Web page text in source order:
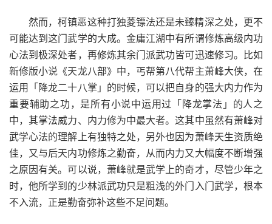
然而，柯镇恶这种打独菱镖法还是未臻精深之处，更不
可能达到这门武学的大成。金庸江湖中有所谓修炼高级内功
心法到极深处者，再修炼其余门派武功皆可迅速修习。比如
新修版小说《天龙八部》中，丐帮第八代帮主萧峰大侠，在
运用「降龙二十八掌」的时候，可以把自身的强大内力作为
重要辅助之功，是所有小说中运用过「降龙掌法」的人之
中，其掌法威力、内力修为中最大者。这其中虽然有萧峰对
武学心法的理解上有独特之处，另外也因为萧峰天生资质绝
佳，又与后天内功修炼之勤奋，从而内力又大幅度不断增强
之原因有关。可以说，萧峰就是武学上的奇才，尽管少年之
时，他所学到的少林派武功只是粗浅的外门入门武学，根本
不入流，正是勤奋弥补这些不足问题。